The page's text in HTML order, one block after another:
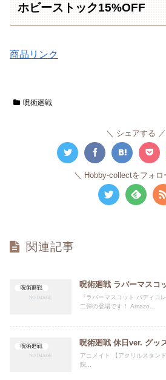
ホビーストック15%OFF
商品リンク
呪術廻戦
シェアする
Hobby-collectをフォロ
関連記事
呪術廻戦 呪術廻戦 ラバーマスコ
『ラバーマスコット バディコ
二弾の登場です！ Amazo...
呪術廻戦 呪術廻戦 休日ver. グッ
アニメイト 【アクリルスタン
院...